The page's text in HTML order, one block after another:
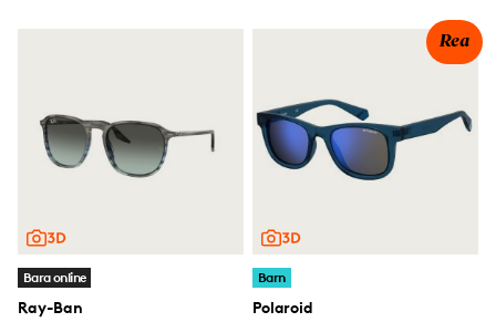
Bara online
Ray-Ban
Rea
Barn
Polaroid